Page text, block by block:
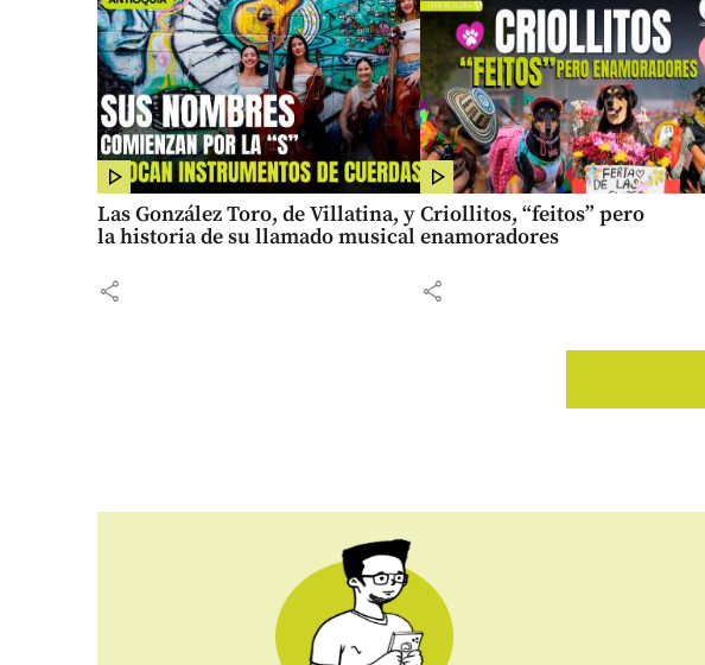
Las González Toro, de Villatina, y
la historia de su llamado musical
share
Criollitos, “feitos” pero
enamoradores
share